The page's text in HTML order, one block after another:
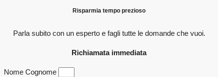
Risparmia tempo prezioso
Parla subito con un esperto e faglitutte le domande che vuoi.
Richiamata immediata
Nome Cognome